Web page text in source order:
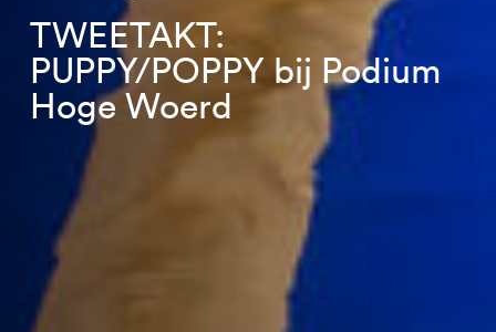
TWEETAKT:
PUPPY/POPPY bij Podium
Hoge Woerd